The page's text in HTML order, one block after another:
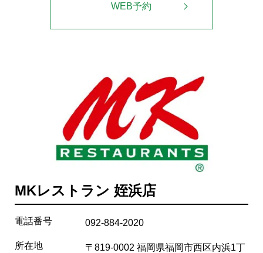
WEB予約
MKレストラン 姪浜店
電話番号 092-884-2020
所在地
〒819-0002 福岡県福岡市西区内浜1丁